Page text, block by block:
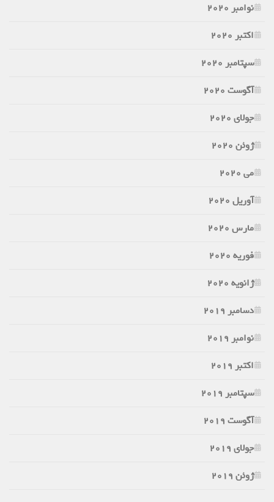
نوامبر 2020
اکتبر 2020
سپتامبر 2020
آگوست 2020
جولای 2020
ژوئن 2020
می 2020
آوریل 2020
مارس 2020
فوریه 2020
ژانویه 2020
دسامبر 2019
نوامبر 2019
اکتبر 2019
سپتامبر 2019
آگوست 2019
جولای 2019
ژوئن 2019